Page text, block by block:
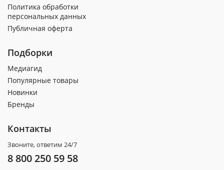
Политика обработки
персональных данных
Публичная оферта
Подборки
Медиагид
Популярные товары
Новинки
Бренды
Контакты
Звоните, ответим 24/7
8 800 250 59 58